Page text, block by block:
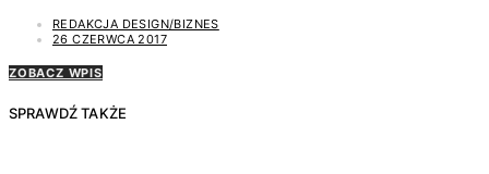
REDAKCJA DESIGN/BIZNES
26 CZERWCA 2017
ZOBACZ WPIS
SPRAWDŹ TAKŻE